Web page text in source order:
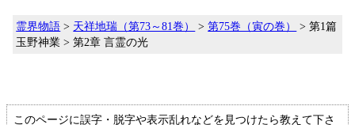
霊界物語 > 天祥地瑞（第73～81巻） >第75巻（寅の巻）
> 第1篇
玉野神業 > 第2章 言霊の光
このページに誤字・脱字や表示乱れなどを見つけたら教えて下さ